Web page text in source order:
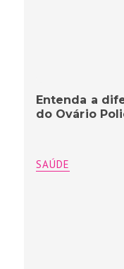
Entenda a
do Ovário
SAÚDE